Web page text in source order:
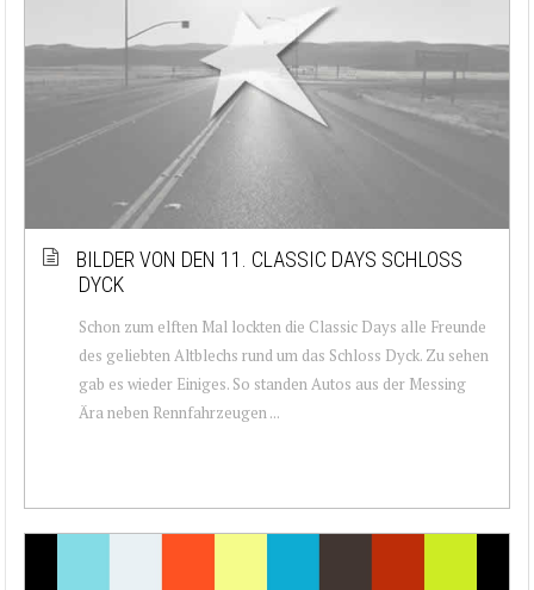
BILDER VON DEN 11. CLASSIC DAYS SCHLOSS
DYCK
Schon zum elften Mal lockten die Classic Days alle Freunde
des geliebten Altblechs rund um das Schloss Dyck. Zu sehen
gab es wieder Einiges. So standen Autos aus der Messing
Ära neben Rennfahrzeugen ...